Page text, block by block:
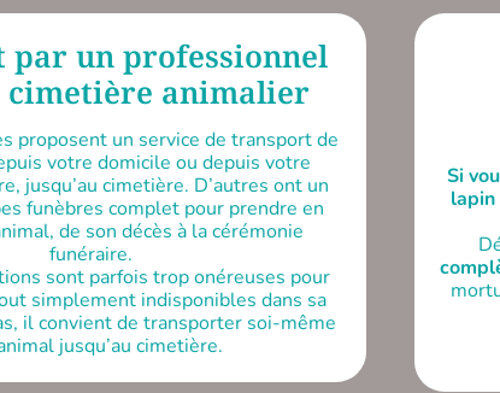
par un professionnel
cimetière animalier
proposent un service de transport de
votre domicile ou depuis votre
jusqu’au cimetière. D’autres ont un
funèbres complet pour prendre en
de son décès à la cérémonie
funéraire.
sont parfois trop onéreuses pour
simplement indisponibles dans sa
il convient de transporter soi-même
jusqu’au cimetière.
Si
lapin